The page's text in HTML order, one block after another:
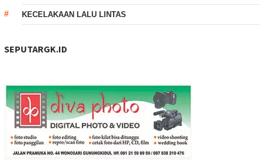
KECELAKAAN LALU LINTAS
SEPUTARGK.ID